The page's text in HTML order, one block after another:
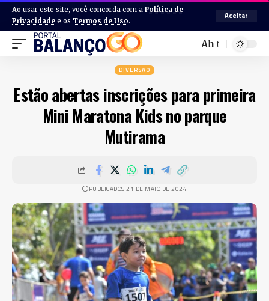
Ao usar este site, você concorda com a Política de
Privacidade e os Termos de Uso.
Aceitar
Ah
DIVERSÃO
Estão abertas inscrições para primeira
Mini Maratona Kids no parque
Mutirama
PUBLICADOS 21 DE MAIO DE 2024